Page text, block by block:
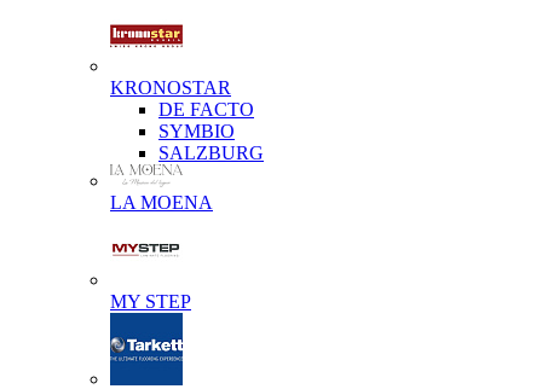
KRONOSTAR
DE FACTO
SYMBIO
SALZBURG
LA MOENA
MY STEP